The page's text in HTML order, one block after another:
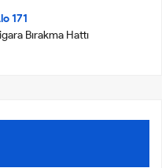
171
Bırakma Hattı